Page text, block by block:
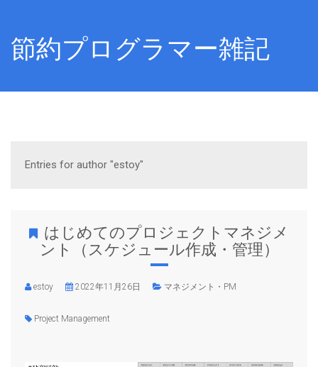
節約プログラマー雑記
Entries for author "estoy"
はじめてのプロジェクトマネジメ
ント（スケジュール作成・管理）
estoy 2022年11月26日 マネジメント・PM
Project Management